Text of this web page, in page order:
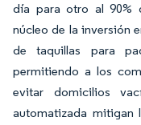
día para otro al 90%
núcleo de la inversión
de taquillas para
permitiendo a los
evitar domicilios
automatizada mitigan